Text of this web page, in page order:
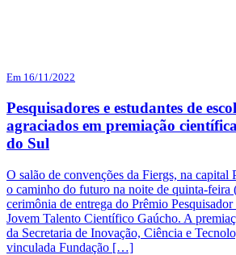
Em 16/11/2022
Pesquisadores e estudantes de
agraciados em premiação
do Sul
O salão de convenções da Fiergs, na capital
o caminho do futuro na noite de quinta-feira
cerimônia de entrega do Prêmio
Jovem Talento Científico Gaúcho. A
da Secretaria de Inovação, Ciência e
vinculada Fundação […]